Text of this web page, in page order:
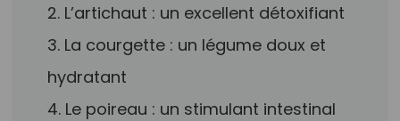
2. L’artichaut : un excellent détoxifiant
3. La courgette : un légume doux et
hydratant
4. Le poireau : un stimulant intestinal